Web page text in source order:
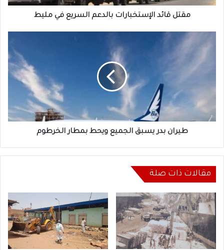
مقتل قائد الإستخبارات بالدعم السريع في مليط
بمطار
طيران بدر يسبق الجميع ويحط بمطار الخرطوم
مقالات ذات صلة